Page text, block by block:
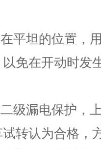
平坦的位置，
免在开动时发
级漏电保护，
转认为合格，